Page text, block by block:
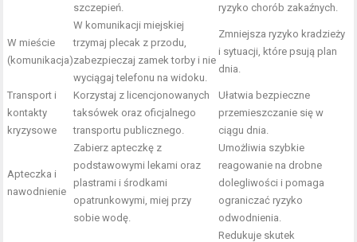
szczepień.
ryzyko chorób zakaźnych.
W mieście
(komunikacja)
W komunikacji miejskiej
trzymaj plecak z przodu,
zabezpieczaj zamek torby i nie
wyciągaj telefonu na widoku.
Zmniejsza ryzyko kradzieży
i sytuacji, które psują plan
dnia.
Transport i
kontakty
kryzysowe
Korzystaj z licencjonowanych
taksówek oraz oficjalnego
transportu publicznego.
Ułatwia bezpieczne
przemieszczanie się w
ciągu dnia.
Apteczka i
nawodnienie
Zabierz apteczkę z
podstawowymi lekami oraz
plastrami i środkami
opatrunkowymi, miej przy
sobie wodę.
Umożliwia szybkie
reagowanie na drobne
dolegliwości i pomaga
ograniczać ryzyko
odwodnienia.
Redukuje skutek